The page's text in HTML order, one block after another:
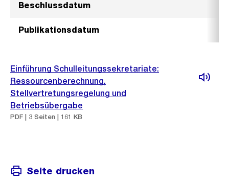
Beschlussdatum
Publikationsdatum
Einführung Schulleitungssekretariate:
Ressourcenberechnung,
Stellvertretungsregelung und
Betriebsübergabe
PDF | 3 Seiten | 161 KB
Seite drucken